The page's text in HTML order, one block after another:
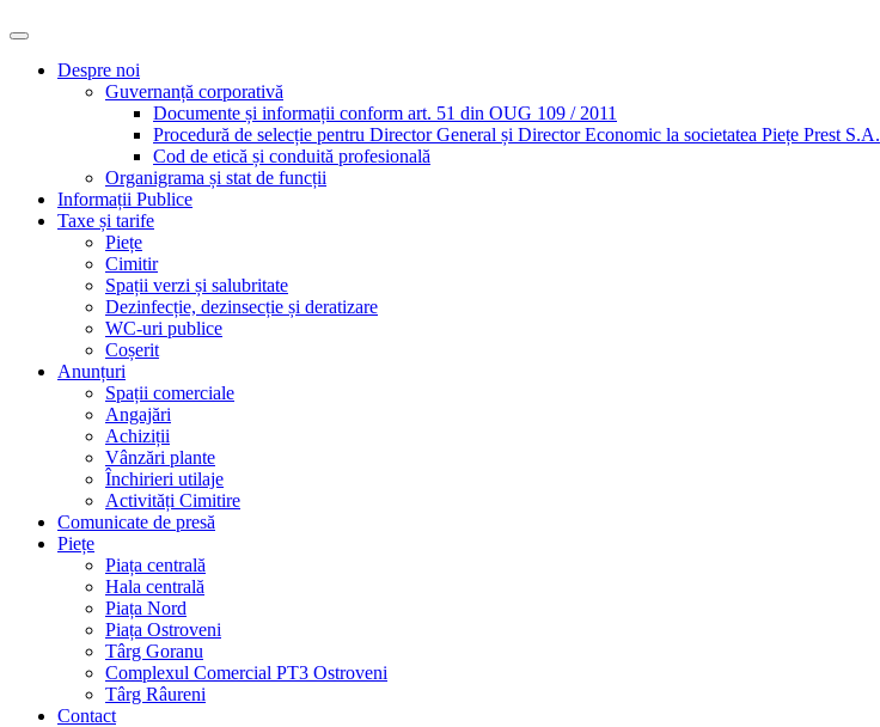
Despre noi
Guvernanță corporativă
Documente și informații conform art. 51 din OUG 109 / 2011
Procedură de selecție pentru Director General și Director Economic la societatea Piețe Prest S.A.
Cod de etică și conduită profesională
Organigrama și stat de funcții
Informații Publice
Taxe și tarife
Piețe
Cimitir
Spații verzi și salubritate
Dezinfecție, dezinsecție și deratizare
WC-uri publice
Coșerit
Anunțuri
Spații comerciale
Angajări
Achiziții
Vânzări plante
Închirieri utilaje
Activități Cimitire
Comunicate de presă
Piețe
Piața centrală
Hala centrală
Piața Nord
Piața Ostroveni
Târg Goranu
Complexul Comercial PT3 Ostroveni
Târg Râureni
Contact